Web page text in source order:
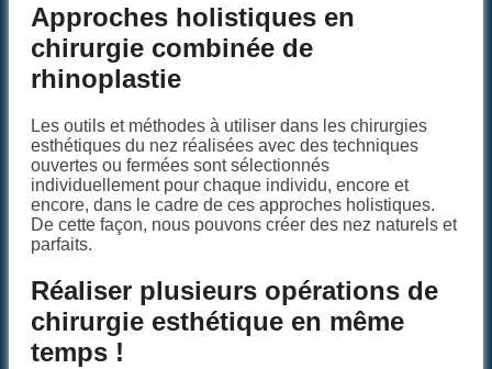
Approches holistiques en
chirurgie combinée de
rhinoplastie
Les outils et méthodes à utiliser dans les chirurgies
esthétiques du nez réalisées avec des techniques
ouvertes ou fermées sont sélectionnés
individuellement pour chaque individu, encore et
encore, dans le cadre de ces approches holistiques.
De cette façon, nous pouvons créer des nez naturels et
parfaits.
Réaliser plusieurs opérations de
chirurgie esthétique en même
temps !